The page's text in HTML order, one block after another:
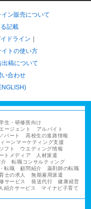
イン販売について
記載
ドライン
イトの使い方
出稿について
い合わせ
生・研修医向け
ージェント
アルバイト
パート
高校生の進路情報
ーンマーケティング支援
フト
ウエディング情報
トメディア
人材派遣
介
転職コンサルティング
転職 顧問紹介
薬剤師の転職
士の求人
無期雇用派遣
サービス 発送代行
健康経営
紹介サービス
マイナビ子育て